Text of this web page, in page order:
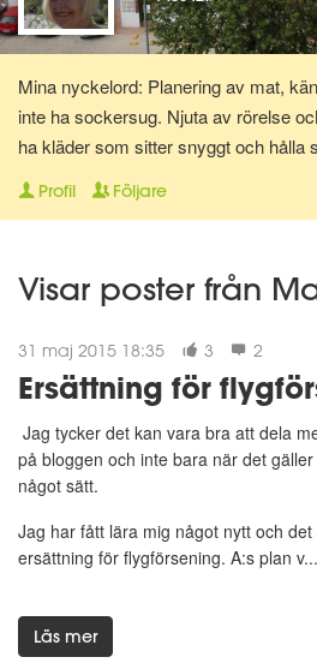
Mina nyckelord: Planering av mat,
inte ha sockersug. Njuta av rörelse
ha kläder som sitter snyggt och hålla
Profil Följare
Visar poster från
31 maj 2015 18:35 3 2
Ersättning för
Jag tycker det kan vara bra att dela
på bloggen och inte bara när det
något sätt.
Jag har fått lära mig något nytt och
ersättning för flygförsening. A:s plan v...
Läs mer